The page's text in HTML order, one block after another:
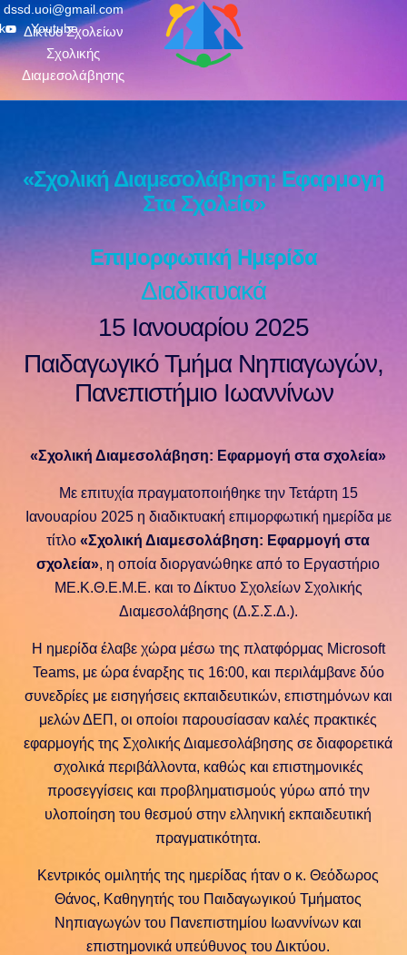
dssd.uoi@gmail.com
Youtube
Δίκτυο Σχολείων
Σχολικής
Διαμεσολάβησης
«Σχολική Διαμεσολάβηση: Εφαρμογή
Στα Σχολεία»
Επιμορφωτική Ημερίδα
Διαδικτυακά
15 Ιανουαρίου 2025
Παιδαγωγικό Τμήμα Νηπιαγωγών,
Πανεπιστήμιο Ιωαννίνων
«Σχολική Διαμεσολάβηση: Εφαρμογή στα σχολεία»
Με επιτυχία πραγματοποιήθηκε την Τετάρτη 15
Ιανουαρίου 2025 η διαδικτυακή επιμορφωτική ημερίδα με
τίτλο «Σχολική Διαμεσολάβηση: Εφαρμογή στα
σχολεία», η οποία διοργανώθηκε από το Εργαστήριο
ΜΕ.Κ.Θ.Ε.Μ.Ε. και το Δίκτυο Σχολείων Σχολικής
Διαμεσολάβησης (Δ.Σ.Σ.Δ.).
Η ημερίδα έλαβε χώρα μέσω της πλατφόρμας Microsoft
Teams, με ώρα έναρξης τις 16:00, και περιλάμβανε δύο
συνεδρίες με εισηγήσεις εκπαιδευτικών, επιστημόνων και
μελών ΔΕΠ, οι οποίοι παρουσίασαν καλές πρακτικές
εφαρμογής της Σχολικής Διαμεσολάβησης σε διαφορετικά
σχολικά περιβάλλοντα, καθώς και επιστημονικές
προσεγγίσεις και προβληματισμούς γύρω από την
υλοποίηση του θεσμού στην ελληνική εκπαιδευτική
πραγματικότητα.
Κεντρικός ομιλητής της ημερίδας ήταν ο κ. Θεόδωρος
Θάνος, Καθηγητής του Παιδαγωγικού Τμήματος
Νηπιαγωγών του Πανεπιστημίου Ιωαννίνων και
επιστημονικά υπεύθυνος του Δικτύου.